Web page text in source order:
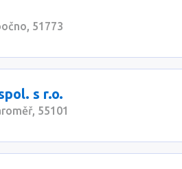
51773
s r.o.
55101